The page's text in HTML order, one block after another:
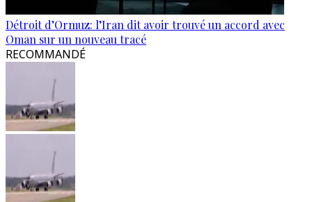
Détroit d’Ormuz: l’Iran dit avoir trouvé un accord avec
Oman sur un nouveau tracé
RECOMMANDÉ